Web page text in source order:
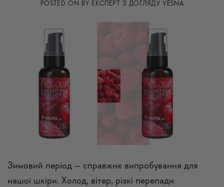
POSTED ON BY ЕКСПЕРТ З ДОГЛЯДУ VESNA
Зимовий період – справжнє випробування для
нашої шкіри. Холод, вітер, різкі перепади